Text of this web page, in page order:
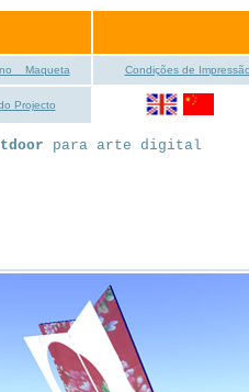
_ Maqueta Condições de
Projecto
para arte digital